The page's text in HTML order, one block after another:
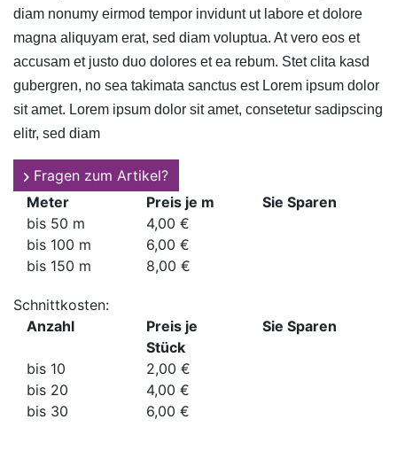
diam nonumy eirmod tempor invidunt ut labore et dolore
magna aliquyam erat, sed diam voluptua. At vero eos et
accusam et justo duo dolores et ea rebum. Stet clita kasd
gubergren, no sea takimata sanctus est Lorem ipsum dolor
sit amet. Lorem ipsum dolor sit amet, consetetur sadipscing
elitr, sed diam
Fragen zum Artikel?
Meter
Preis je m
Sie Sparen
bis 50 m
4,00 €
bis 100 m
6,00 €
bis 150 m
8,00 €
Schnittkosten:
Anzahl
Preis je
Stück
Sie Sparen
bis 10
2,00 €
bis 20
4,00 €
bis 30
6,00 €